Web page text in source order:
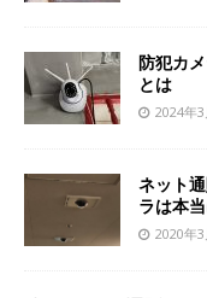
防犯カ
とは
2024年3
ネット
ラは本
2020年3